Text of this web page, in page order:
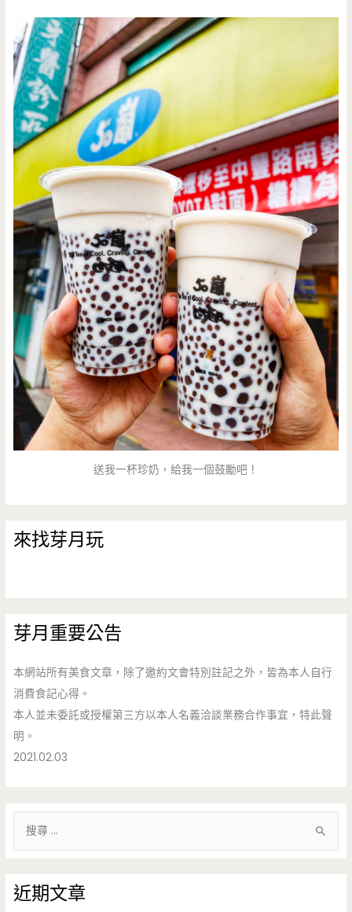
送我一杯珍奶，給我一個鼓勵吧！
來找芽月玩
芽月重要公告
本網站所有美食文章，除了邀約文會特別註記之外，皆為本人自行
消費食記心得。
本人並未委託或授權第三方以本人名義洽談業務合作事宜，特此聲
明。
2021.02.03
鍵
字
近期文章